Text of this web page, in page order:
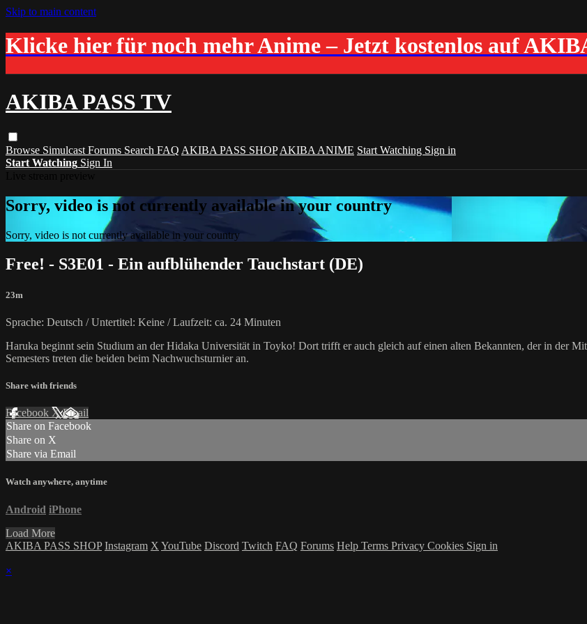
Skip to main content
Klicke hier für noch mehr Anime – Jetzt kostenlos auf
AKIBA PASS TV
Browse Simulcast Forums Search FAQ AKIBA PASS SHOP AKIBA ANIME Start Watching Sign in
Start Watching Sign In
Sorry, video is not currently available in your country
Sorry, video is not currently available in your country
Free! - S3E01 - Ein aufblühender Tauchstart (DE)
23m
Sprache: Deutsch / Untertitel: Keine / Laufzeit: ca. 24 Minuten
Haruka beginnt sein Studium an der Hidaka Universität in Toyko! Dort trifft er auch gleich auf einen alten Bekannten, der in der
Semesters treten die beiden beim Nachwuchsturnier an.
Share with friends
Facebook XEmail
Share on Facebook
Share on X
Share via Email
Watch anywhere, anytime
Android iPhone
Load More
AKIBA PASS SHOP Instagram X YouTube Discord Twitch FAQ Forums Help Terms Privacy Cookies Sign in
×